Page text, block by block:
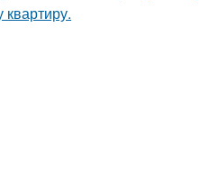
квартиру.